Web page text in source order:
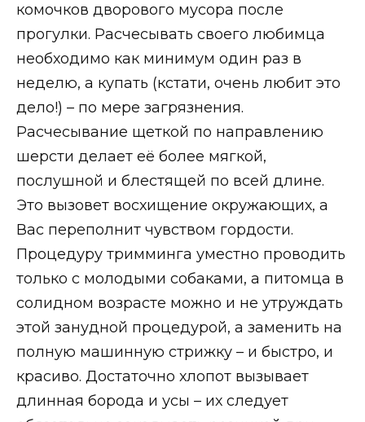
комочков дворового мусора после
прогулки. Расчесывать своего любимца
необходимо как минимум один раз в
неделю, а купать (кстати, очень любит это
дело!) – по мере загрязнения.
Расчесывание щеткой по направлению
шерсти делает её более мягкой,
послушной и блестящей по всей длине.
Это вызовет восхищение окружающих, а
Вас переполнит чувством гордости.
Процедуру тримминга уместно проводить
только с молодыми собаками, а питомца в
солидном возрасте можно и не утруждать
этой занудной процедурой, а заменить на
полную машинную стрижку – и быстро, и
красиво. Достаточно хлопот вызывает
длинная борода и усы – их следует